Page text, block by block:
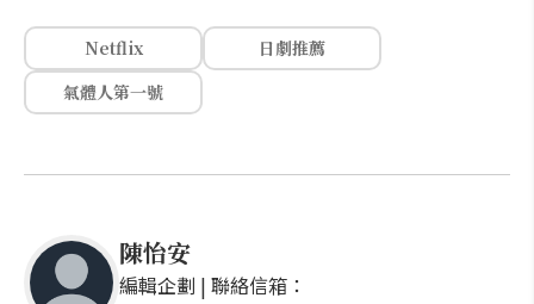
Netflix
日劇推薦
氣體人第一號
陳怡安
編輯企劃 | 聯絡信箱：